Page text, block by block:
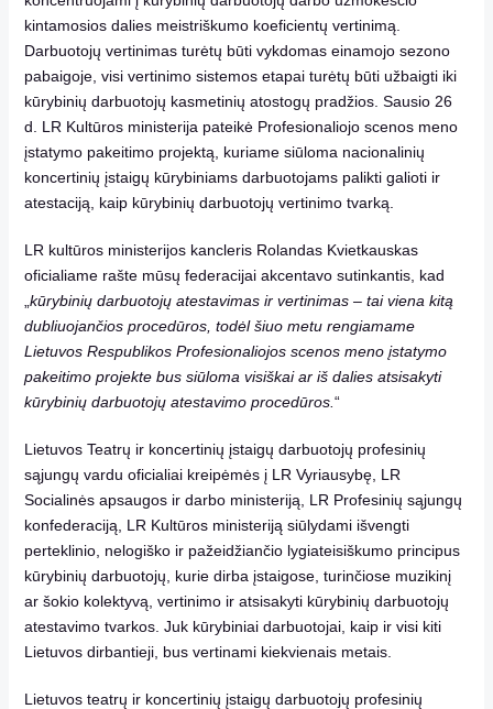
kintamosios dalies meistriškumo koeficientų vertinimą.
Darbuotojų vertinimas turėtų būti vykdomas einamojo sezono
pabaigoje, visi vertinimo sistemos etapai turėtų būti užbaigti iki
kūrybinių darbuotojų kasmetinių atostogų pradžios. Sausio 26
d. LR Kultūros ministerija pateikė Profesionaliojo scenos meno
įstatymo pakeitimo projektą, kuriame siūloma nacionalinių
koncertinių įstaigų kūrybiniams darbuotojams palikti galioti ir
atestaciją, kaip kūrybinių darbuotojų vertinimo tvarką.
LR kultūros ministerijos kancleris Rolandas Kvietkauskas
oficialiame rašte mūsų federacijai akcentavo sutinkantis, kad
„kūrybinių darbuotojų atestavimas ir vertinimas – tai viena kitą
dubliuojančios procedūros, todėl šiuo metu rengiamame
Lietuvos Respublikos Profesionaliojos scenos meno įstatymo
pakeitimo projekte bus siūloma visiškai ar iš dalies atsisakyti
kūrybinių darbuotojų atestavimo procedūros.“
Lietuvos Teatrų ir koncertinių įstaigų darbuotojų profesinių
sąjungų vardu oficialiai kreipėmės į LR Vyriausybę, LR
Socialinės apsaugos ir darbo ministeriją, LR Profesinių sąjungų
konfederaciją, LR Kultūros ministeriją siūlydami išvengti
perteklinio, nelogiško ir pažeidžiančio lygiateisiškumo principus
kūrybinių darbuotojų, kurie dirba įstaigose, turinčiose muzikinį
ar šokio kolektyvą, vertinimo ir atsisakyti kūrybinių darbuotojų
atestavimo tvarkos. Juk kūrybiniai darbuotojai, kaip ir visi kiti
Lietuvos dirbantieji, bus vertinami kiekvienais metais.
Lietuvos teatrų ir koncertinių įstaigų darbuotojų profesinių